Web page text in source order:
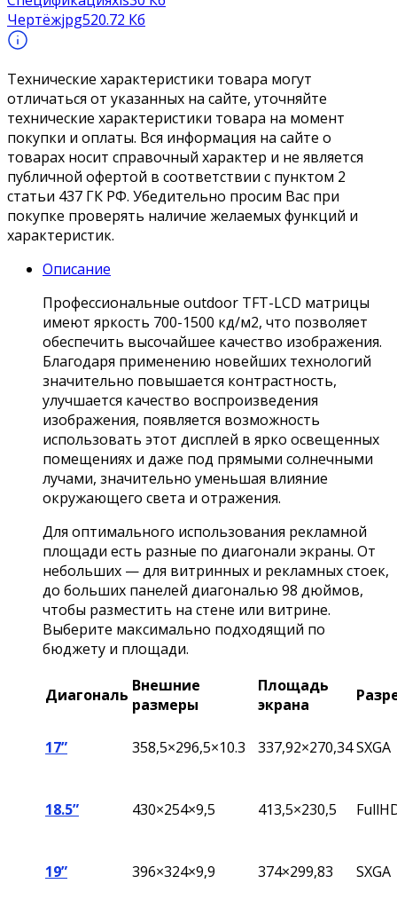
Чертёжjpg520.72 Кб
Технические характеристики товара могут
отличаться от указанных на сайте, уточняйте
технические характеристики товара на момент
покупки и оплаты. Вся информация на сайте о
товарах носит справочный характер и не является
публичной офертой в соответствии с пунктом 2
статьи 437 ГК РФ. Убедительно просим Вас при
покупке проверять наличие желаемых функций и
характеристик.
Описание
Профессиональные outdoor TFT-LCD матрицы
имеют яркость 700-1500 кд/м2, что позволяет
обеспечить высочайшее качество изображения.
Благодаря применению новейших технологий
значительно повышается контрастность,
улучшается качество воспроизведения
изображения, появляется возможность
использовать этот дисплей в ярко освещенных
помещениях и даже под прямыми солнечными
лучами, значительно уменьшая влияние
окружающего света и отражения.
Для оптимального использования рекламной
площади есть разные по диагонали экраны. От
небольших — для витринных и рекламных стоек,
до больших панелей диагональю 98 дюймов,
чтобы разместить на стене или витрине.
Выберите максимально подходящий по
бюджету и площади.
Диагональ Внешние
размеры
Площадь
экрана
17” 358,5×296,5×10.3 337,92×270,34SXGA
18.5” 430×254×9,5 413,5×230,5
19” 396×324×9,9 374×299,83 SXGA